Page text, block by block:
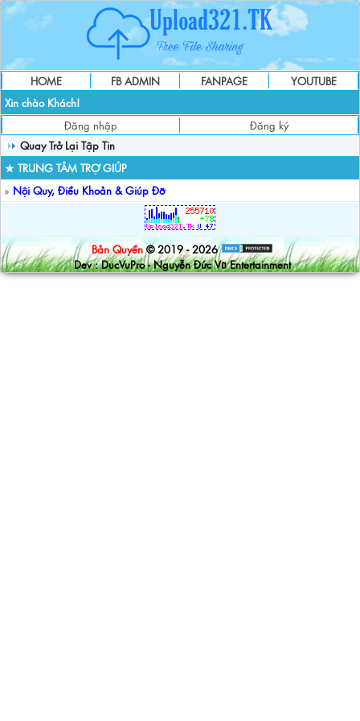
HOME FB ADMIN FANPAGE
YOUTUBE
Xin chào Khách!
Đăng nhập
Đăng ký
Quay Trở Lại Tập Tin
★ TRUNG TÂM TRỢ GIÚP
» Nội Quy, Điều Khoản & Giúp Đỡ
Bản Quyền © 2019 - 2026
Dev : DucVuPro - Nguyễn Đức Vũ Entertainment